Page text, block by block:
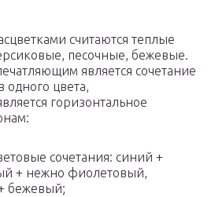
считаются теплые
песочные, бежевые.
является сочетание
одного цвета,
горизонтальное
сочетания: синий +
+ нежно фиолетовый,
бежевый;